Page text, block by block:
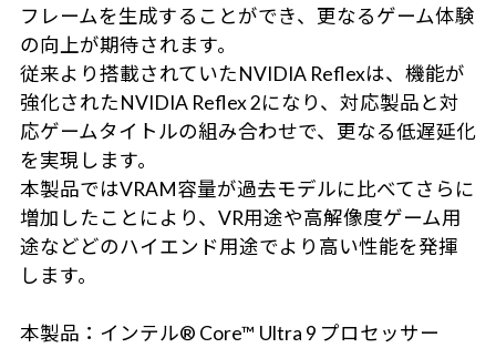
フレームを生成することができ、更なるゲーム体験
の向上が期待されます。
従来より搭載されていたNVIDIA Reflexは、機能が
強化されたNVIDIA Reflex 2になり、対応製品と対
応ゲームタイトルの組み合わせで、更なる低遅延化
を実現します。
本製品ではVRAM容量が過去モデルに比べてさらに
増加したことにより、VR用途や高解像度ゲーム用
途などどのハイエンド用途でより高い性能を発揮
します。
本製品：インテル® Core™ Ultra 9 プロセッサー